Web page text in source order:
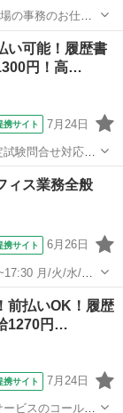
の事務のお仕事
ます! 事務や接
活躍中 ブランク
い可能！履歴書
円！高…
携サイト 7月24日
験問合せ対応！
ワィス業務全般
携サイト 6月26日
分...
前払いOK！履歴
1270円…
携サイト 7月24日
ービスのコールセ